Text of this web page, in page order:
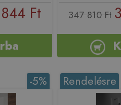
Ft 347 810 Ft
-5% Rendelésre